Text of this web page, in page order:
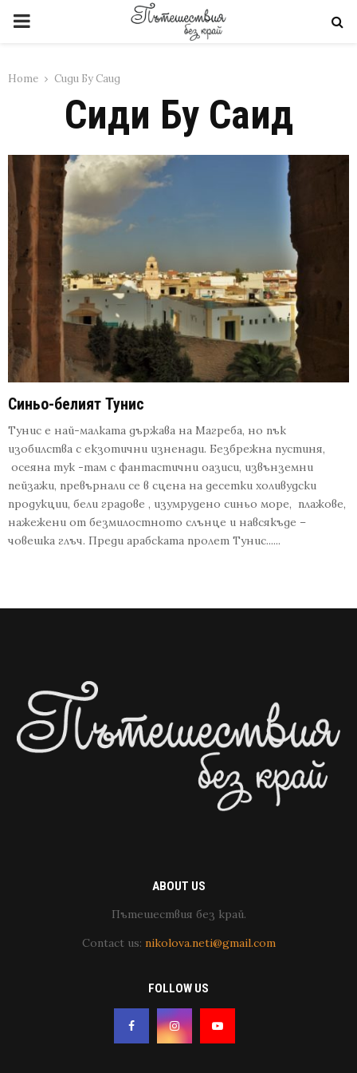
PRIMARY
Home Сиди Бу Саид
Сиди Бу Саид
Синьо-белият Тунис
Тунис е най-малката държава на Магреба, но пък
изобилства с екзотични изненади. Безбрежна пустиня,
осеяна тук -там с фантастични оазиси, извънземни
пейзажи, превърнали се в сцена на десетки холивудски
продукции, бели градове , изумрудено синьо море, плажове,
нажежени от безмилостното слънце и навсякъде –
човешка глъч. Преди арабската пролет Тунис......
ABOUT US
Пътешествия без край.
Contact us: nikolova.neti@gmail.com
FOLLOW US